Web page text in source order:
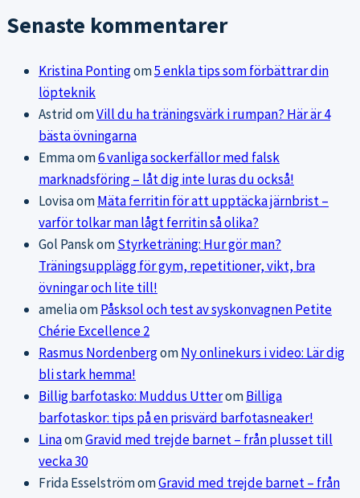
Senaste kommentarer
Kristina Pontingom5 enkla tips som förbättrar din
löpteknik
AstridomVill du ha träningsvärk i rumpan? Här är 4
bästa övningarna
Emmaom6 vanliga sockerfällor med falsk
marknadsföring – låt dig inte luras du också!
LovisaomMäta ferritin för att upptäcka järnbrist –
varför tolkar man lågt ferritin så olika?
Gol PanskomStyrketräning: Hur gör man?
Träningsupplägg för gym, repetitioner, vikt, bra
övningar och lite till!
ameliaomPåsksol och test av syskonvagnen Petite
Chérie Excellence 2
Rasmus NordenbergomNy onlinekurs i video: Lär dig
bli stark hemma!
Billig barfotasko: Muddus UtteromBilliga
barfotaskor: tips på en prisvärd barfotasneaker!
LinaomGravid med trejde barnet – från plusset till
vecka 30
Frida EsselströmomGravid med trejde barnet – från